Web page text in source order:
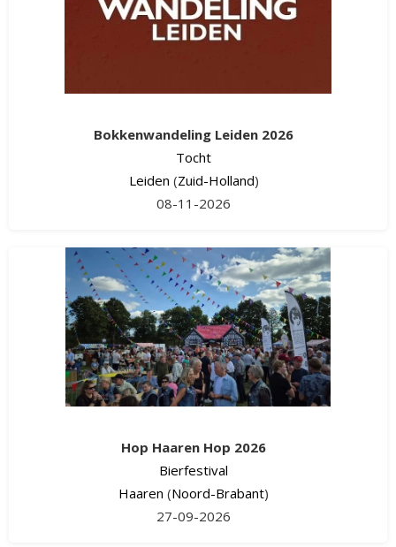
Bokkenwandeling Leiden 2026
Tocht
Leiden (Zuid-Holland)
08-11-2026
Hop Haaren Hop 2026
Bierfestival
Haaren (Noord-Brabant)
27-09-2026